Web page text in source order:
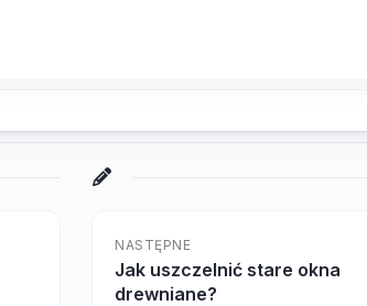
NASTĘPNE
Jak uszczelnić stare okna
drewniane?